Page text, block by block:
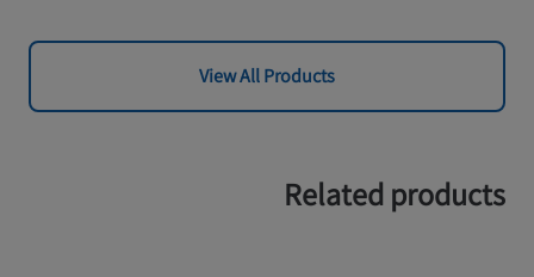
View All Products
Related products